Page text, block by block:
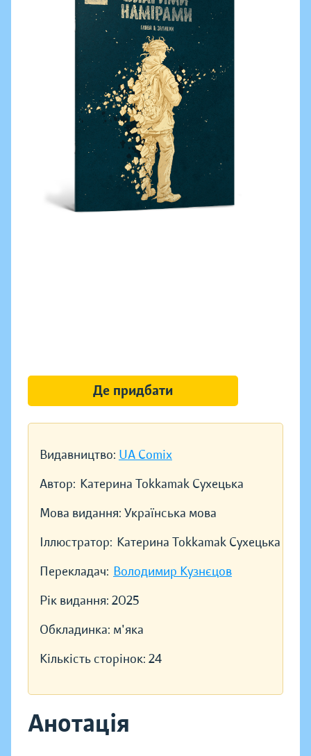
Видавництво: UA Comix
Автор: Катерина Tokkamak Сухецька
Мова видання: Українська мова
Іллюстратор: Катерина Tokkamak Сухецька
Перекладач: Володимир Кузнєцов
Рік видання: 2025
Обкладинка: м'яка
Кількість сторінок: 24
Анотація
Де придбати